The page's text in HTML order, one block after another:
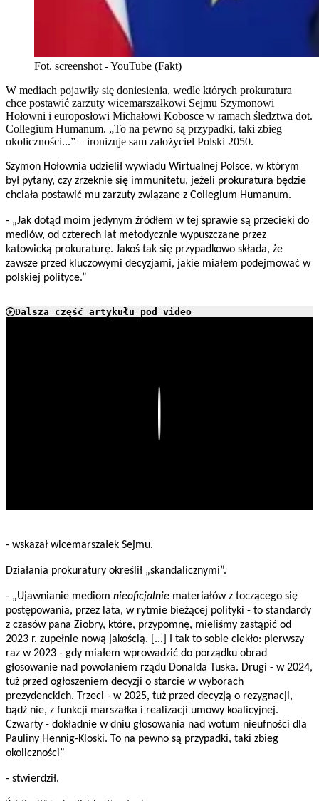
Fot. screenshot - YouTube (Fakt)
W mediach pojawiły się doniesienia, wedle których prokuratura
chce postawić zarzuty wicemarszałkowi Sejmu Szymonowi
Hołowni i europosłowi Michałowi Kobosce w ramach śledztwa dot.
Collegium Humanum. „To na pewno są przypadki, taki zbieg
okoliczności...” – ironizuje sam założyciel Polski 2050.
Szymon Hołownia udzielił wywiadu Wirtualnej Polsce, w którym
był pytany, czy zrzeknie się immunitetu, jeżeli prokuratura będzie
chciała postawić mu zarzuty związane z Collegium Humanum.
- „Jak dotąd moim jedynym źródłem w tej sprawie są przecieki do
mediów, od czterech lat metodycznie wypuszczane przez
katowicką prokuraturę. Jakoś tak się przypadkowo składa, że
zawsze przed kluczowymi decyzjami, jakie miałem podejmować w
polskiej polityce.”
Dalsza część artykułu pod video
- wskazał wicemarszałek Sejmu.
Działania prokuratury określił „skandalicznymi”.
- „Ujawnianie mediom nieoficjalnie materiałów z toczącego się
postępowania, przez lata, w rytmie bieżącej polityki - to standardy
z czasów pana Ziobry, które, przypomnę, mieliśmy zastąpić od
2023 r. zupełnie nową jakością. [...] I tak to sobie ciekło: pierwszy
raz w 2023 - gdy miałem wprowadzić do porządku obrad
głosowanie nad powołaniem rządu Donalda Tuska. Drugi - w 2024,
tuż przed ogłoszeniem decyzji o starcie w wyborach
prezydenckich. Trzeci - w 2025, tuż przed decyzją o rezygnacji,
bądź nie, z funkcji marszałka i realizacji umowy koalicyjnej.
Czwarty - dokładnie w dniu głosowania nad wotum nieufności dla
Pauliny Hennig-Kloski. To na pewno są przypadki, taki zbieg
okoliczności”
- stwierdził.